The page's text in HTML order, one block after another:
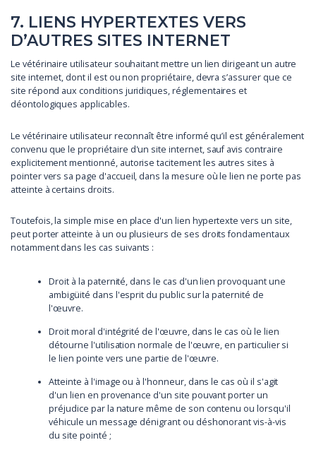
7. LIENS HYPERTEXTES VERS
D’AUTRES SITES INTERNET
Le vétérinaire utilisateur souhaitant mettre un lien dirigeant un autre
site internet, dont il est ou non propriétaire, devra s’assurer que ce
site répond aux conditions juridiques, réglementaires et
déontologiques applicables.
Le vétérinaire utilisateur reconnaît être informé qu’il est généralement
convenu que le propriétaire d'un site internet, sauf avis contraire
explicitement mentionné, autorise tacitement les autres sites à
pointer vers sa page d'accueil, dans la mesure où le lien ne porte pas
atteinte à certains droits.
Toutefois, la simple mise en place d'un lien hypertexte vers un site,
peut porter atteinte à un ou plusieurs de ses droits fondamentaux
notamment dans les cas suivants :
Droit à la paternité, dans le cas d'un lien provoquant une
ambigüité dans l'esprit du public sur la paternité de
l'œuvre.
Droit moral d'intégrité de l'œuvre, dans le cas où le lien
détourne l'utilisation normale de l'œuvre, en particulier si
le lien pointe vers une partie de l'œuvre.
Atteinte à l'image ou à l'honneur, dans le cas où il s'agit
d'un lien en provenance d'un site pouvant porter un
préjudice par la nature même de son contenu ou lorsqu'il
véhicule un message dénigrant ou déshonorant vis-à-vis
du site pointé ;